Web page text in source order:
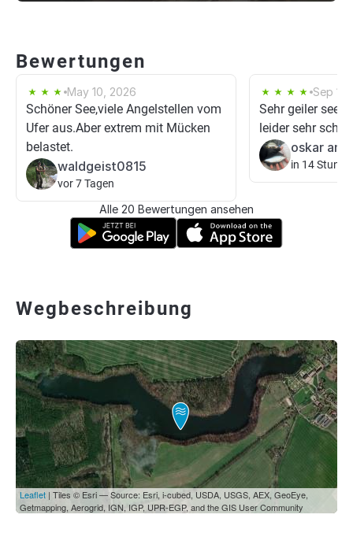
Bewertungen
May 10, 2026
Schöner See,viele Angelstellen vom
Ufer aus.Aber extrem mit Mücken
belastet.
waldgeist0815
vor 7 Tagen
Sep
Sehr geiler see
leider sehr
oskar
in 14
Alle 20 Bewertungen ansehen
Wegbeschreibung
Leaflet | Tiles © Esri — Source: Esri, i-cubed, USDA, USGS, AEX, GeoEye,
Getmapping, Aerogrid, IGN, IGP, UPR-EGP, and the GIS User Community